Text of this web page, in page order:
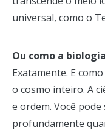
universal, como o
Ou como a
Exatamente. E
o cosmo inteiro. A
e ordem. Você
profundamente